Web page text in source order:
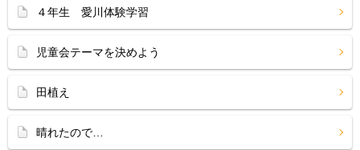
４年生 愛川体験学習
児童会テーマを決めよう
田植え
晴れたので…